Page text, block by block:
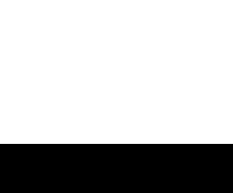
能作の歴史と技